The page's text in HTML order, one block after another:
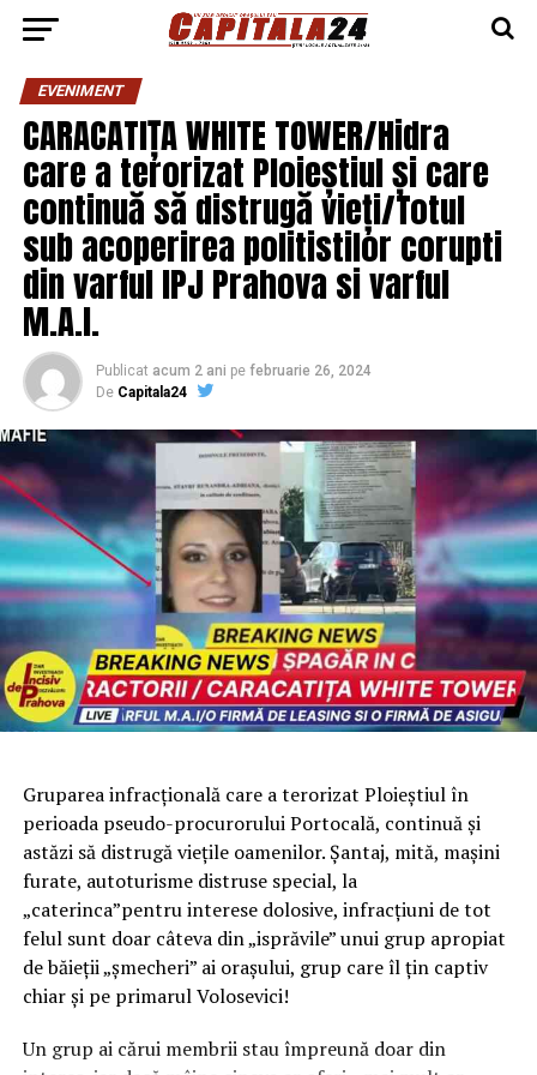
EVENIMENT
CARACATIȚA WHITE TOWER/Hidra
care a terorizat Ploieștiul și care
continuă să distrugă vieți/Totul
sub acoperirea politistilor corupti
din varful IPJ Prahova si varful
M.A.I.
Publicat acum 2 ani pe februarie 26, 2024
De Capitala24
Gruparea infracțională care a terorizat Ploieștiul în
perioada pseudo-procurorului Portocală, continuă și
astăzi să distrugă viețile oamenilor. Șantaj, mită, mașini
furate, autoturisme distruse special, la
„caterinca”pentru interese dolosive, infracțiuni de tot
felul sunt doar câteva din „isprăvile” unui grup apropiat
de băieții „șmecheri” ai orașului, grup care îl țin captiv
chiar și pe primarul Volosevici!
Un grup ai cărui membrii stau împreună doar din